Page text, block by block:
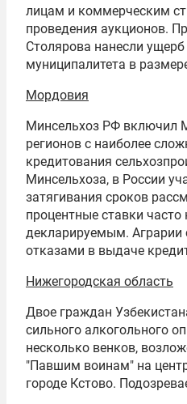
лицам и коммерческим
проведения аукционов.
Столярова нанесли
муниципалитета в
Мордовия
Минсельхоз РФ включил
регионов с наиболее
кредитования
Минсельхоза, в России
затягивания сроков
процентные ставки часто
декларируемым. Аграрии
отказами в выдаче
Нижегородская область
Двое граждан
сильного алкогольного
несколько венков,
"Павшим воинам" на
городе Кстово.